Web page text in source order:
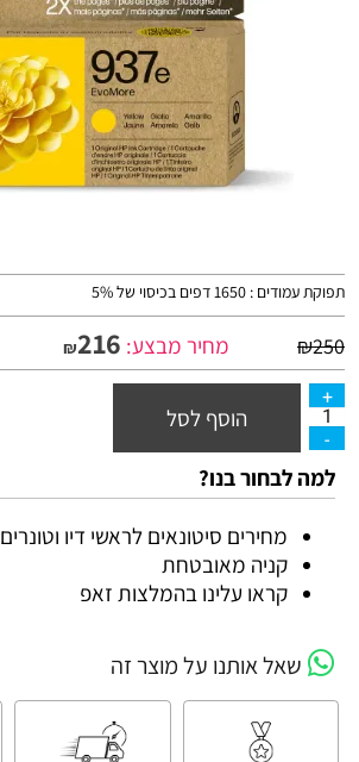
תפוקת עמודים : 1650 דפים בכיסוי של 5%
₪250 מחיר מבצע: ₪216
הוסף לסל
למה לבחור בנו?
מחירים סיטונאים לראשי דיו וטונרים
קניה מאובטחת
קראו עלינו בהמלצות זאפ
שאל אותנו על מוצר זה